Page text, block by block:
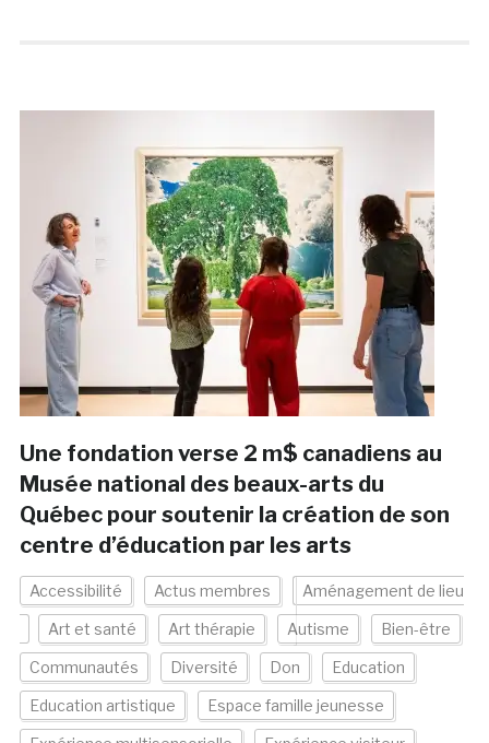
Une fondation verse 2 m$ canadiens au
Musée national des beaux-arts du
Québec pour soutenir la création de son
centre d’éducation par les arts
Accessibilité Actus membres Aménagement de lieu
Art et santé Art thérapie Autisme Bien-être
Communautés Diversité Don Education
Education artistique Espace famille jeunesse